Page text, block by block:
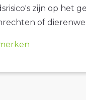
zijn op het
of